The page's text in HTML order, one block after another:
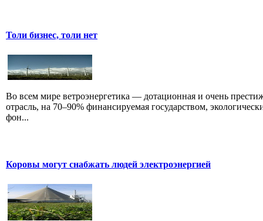
Толи бизнес, толи нет
Во всем мире ветроэнергетика — дотационная и очень
отрасль, на 70–90% финансируемая государством,
фон...
Коровы могут снабжать людей электроэнергией